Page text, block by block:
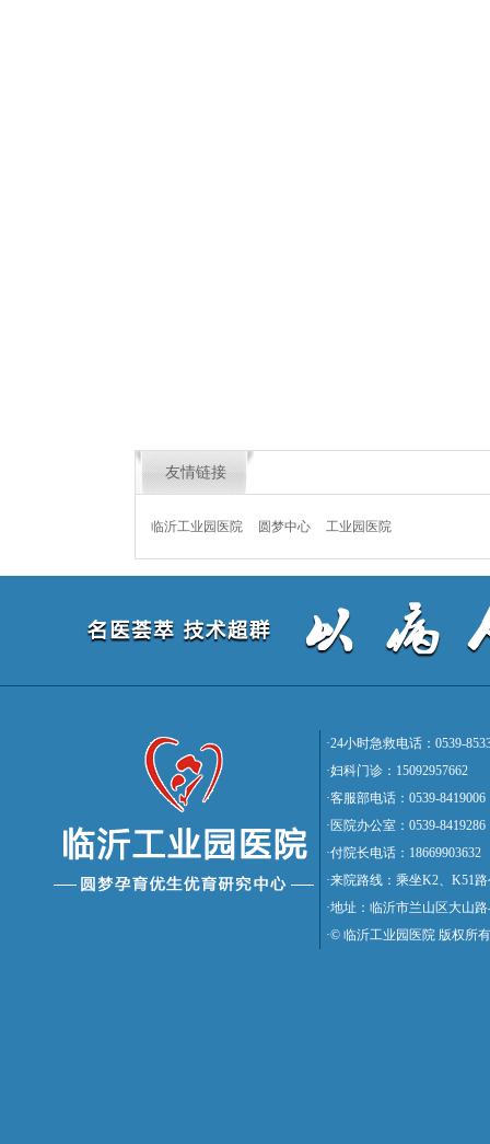
友情链接
临沂工业园医院 圆梦中心 工业园医院
·24小时急救电话：0539-
·妇科门诊：15092957662
·客服部电话：0539-8419006
·医院办公室：0539-8419286
·付院长电话：18669903632
·来院路线：乘坐K2、K51
·地址：临沂市兰山区大山
·© 临沂工业园医院 版权所